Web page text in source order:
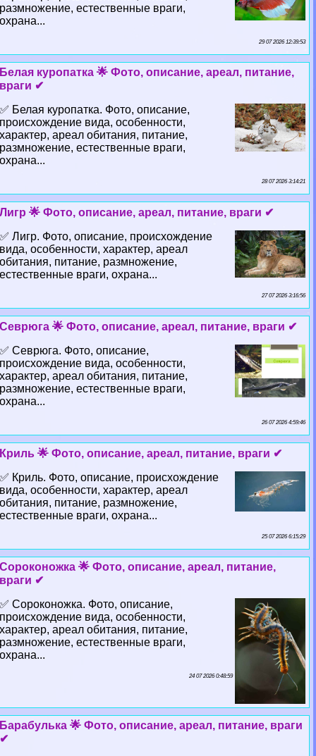
размножение, естественные враги,
охрана...
29 07 2026 12:39:53
Белая куропатка 🌟 Фото, описание, ареал, питание,
враги ✔
✅ Белая куропатка. Фото, описание,
происхождение вида, особенности,
хаpaктер, ареал обитания, питание,
размножение, естественные враги,
охрана...
28 07 2026 3:14:21
Лигр 🌟 Фото, описание, ареал, питание, враги ✔
✅ Лигр. Фото, описание, происхождение
вида, особенности, хаpaктер, ареал
обитания, питание, размножение,
естественные враги, охрана...
27 07 2026 3:16:56
Севрюга 🌟 Фото, описание, ареал, питание, враги ✔
✅ Севрюга. Фото, описание,
происхождение вида, особенности,
хаpaктер, ареал обитания, питание,
размножение, естественные враги,
охрана...
26 07 2026 4:59:46
Криль 🌟 Фото, описание, ареал, питание, враги ✔
✅ Криль. Фото, описание, происхождение
вида, особенности, хаpaктер, ареал
обитания, питание, размножение,
естественные враги, охрана...
25 07 2026 6:15:29
Сороконожка 🌟 Фото, описание, ареал, питание,
враги ✔
✅ Сороконожка. Фото, описание,
происхождение вида, особенности,
хаpaктер, ареал обитания, питание,
размножение, естественные враги,
охрана...
24 07 2026 0:48:59
Баpaбулька 🌟 Фото, описание, ареал, питание, враги
✔